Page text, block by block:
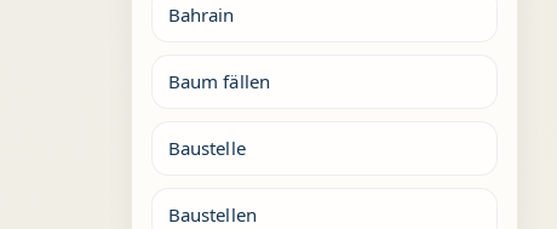
Bahrain
Baum fällen
Baustelle
Baustellen